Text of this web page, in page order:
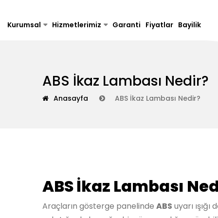
Kurumsal Hizmetlerimiz Garanti Fiyatlar Bayilik
ABS İkaz Lambası Nedir?
Anasayfa ABS İkaz Lambası Nedir?
ABS İkaz Lambası
Araçların gösterge panelinde ABS uyarı